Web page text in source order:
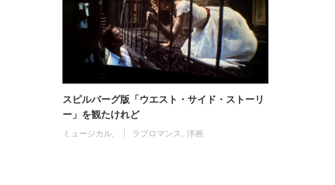
スピルバーグ版「ウエスト・サイド・ストーリ
ー」を観たけれど
ミュージカル ラブロマンス 洋画